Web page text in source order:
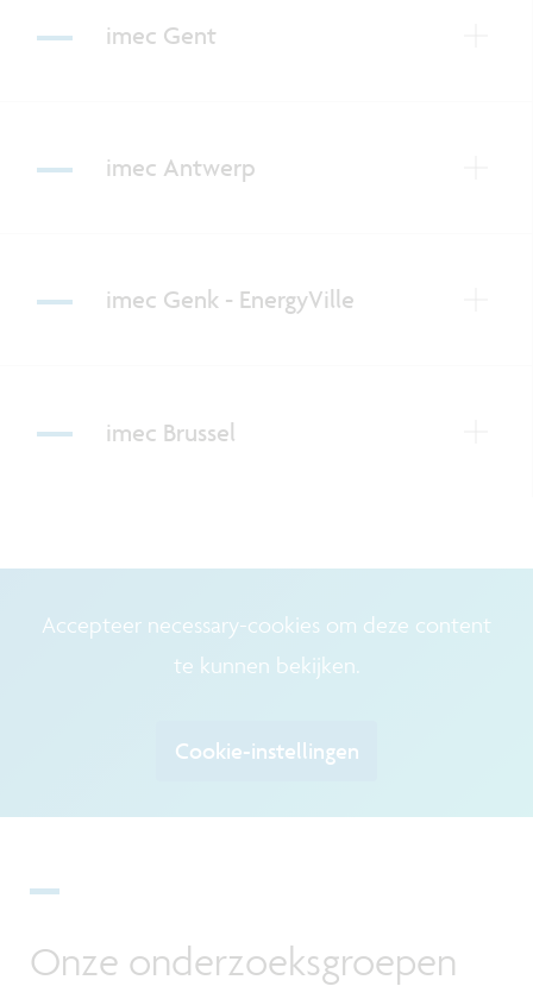
imec Gent
imec Antwerp
imec Genk - EnergyVille
imec Brussel
Accepteer necessary-cookies om deze content
te kunnen bekijken.
Cookie-instellingen
Onze onderzoeksgroepen